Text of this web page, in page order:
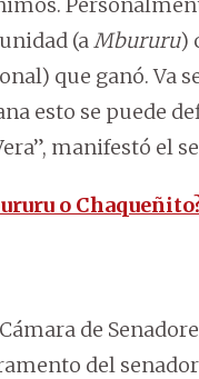
(aMbururu)
que ganó. Va
esto se puede
manifestó el
o
de
del